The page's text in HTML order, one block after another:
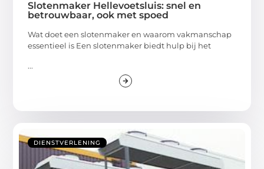
Slotenmaker Hellevoetsluis: snel en
betrouwbaar, ook met spoed
Wat doet een slotenmaker en waarom vakmanschap
essentieel is Een slotenmaker biedt hulp bij het
...
DIENSTVERLENING